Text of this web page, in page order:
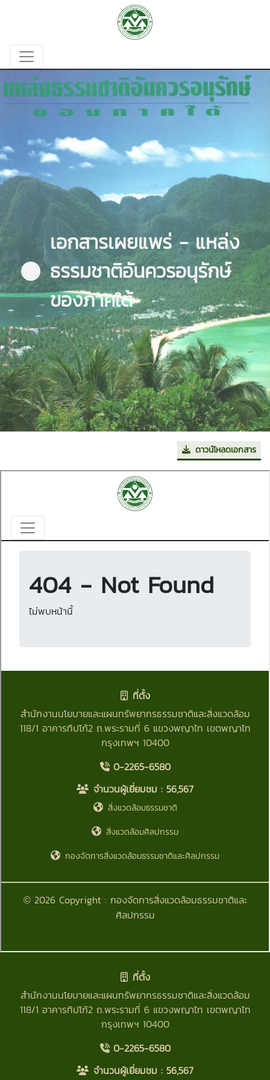
เอกสารเผยแพร่ - แหล่ง
ธรรมชาติอันควรอนุรักษ์
ของภาคใต้
ดาวน์โหลดเอกสาร
ที่ตั้ง
สำนักงานนโยบายและแผนทรัพยากรธรรมชาติและสิ่งแวดล้อม
118/1 อาคารทิปโก้2 ถ.พระรามที่ 6 แขวงพญาไท เขตพญาไท
กรุงเทพฯ 10400
0-2265-6580
จำนวนผู้เยี่ยมชม : 56,567